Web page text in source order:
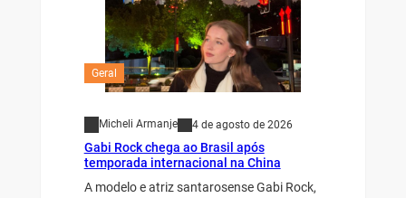
Geral
Micheli Armanje 4 de agosto de 2026
Gabi Rock chega ao Brasil após
temporada internacional na China
A modelo e atriz santarosense Gabi Rock,